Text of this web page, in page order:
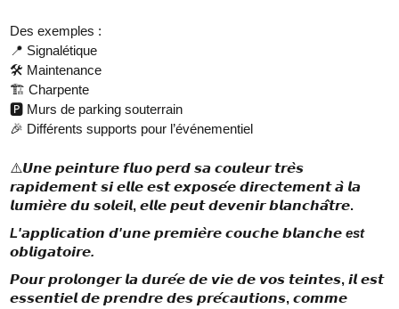
Des exemples :
📍 Signalétique
🛠️ Maintenance
🏗️ Charpente
🅿️ Murs de parking souterrain
🎉 Différents supports pour l’événementiel
⚠️𝙐𝙣𝙚 𝙥𝙚𝙞𝙣𝙩𝙪𝙧𝙚 𝙛𝙡𝙪𝙤 𝙥𝙚𝙧𝙙 𝙨𝙖 𝙘𝙤𝙪𝙡𝙚𝙪𝙧 𝙩𝙧𝙚̀𝙨
𝙧𝙖𝙥𝙞𝙙𝙚𝙢𝙚𝙣𝙩 𝙨𝙞 𝙚𝙡𝙡𝙚 𝙚𝙨𝙩 𝙚𝙭𝙥𝙤𝙨𝙚́𝙚 𝙙𝙞𝙧𝙚𝙘𝙩𝙚𝙢𝙚𝙣𝙩 𝙖̀ 𝙡𝙖
𝙡𝙪𝙢𝙞𝙚̀𝙧𝙚 𝙙𝙪 𝙨𝙤𝙡𝙚𝙞𝙡, 𝙚𝙡𝙡𝙚 𝙥𝙚𝙪𝙩 𝙙𝙚𝙫𝙚𝙣𝙞𝙧 𝙗𝙡𝙖𝙣𝙘𝙝𝙖̂𝙩𝙧𝙚.
L'𝙖𝙥𝙥𝙡𝙞𝙘𝙖𝙩𝙞𝙤𝙣 𝙙'𝙪𝙣𝙚 𝙥𝙧𝙚𝙢𝙞𝙚̀𝙧𝙚 𝙘𝙤𝙪𝙘𝙝𝙚 𝙗𝙡𝙖𝙣𝙘𝙝𝙚 est
𝙤𝙗𝙡𝙞𝙜𝙖𝙩𝙤𝙞𝙧𝙚.
𝙋𝙤𝙪𝙧 𝙥𝙧𝙤𝙡𝙤𝙣𝙜𝙚𝙧 𝙡𝙖 𝙙𝙪𝙧𝙚́𝙚 𝙙𝙚 𝙫𝙞𝙚 𝙙𝙚 𝙫𝙤𝙨 𝙩𝙚𝙞𝙣𝙩𝙚𝙨, 𝙞𝙡 𝙚𝙨𝙩
𝙚𝙨𝙨𝙚𝙣𝙩𝙞𝙚𝙡 𝙙𝙚 𝙥𝙧𝙚𝙣𝙙𝙧𝙚 𝙙𝙚𝙨 𝙥𝙧𝙚́𝙘𝙖𝙪𝙩𝙞𝙤𝙣𝙨, 𝙘𝙤𝙢𝙢𝙚